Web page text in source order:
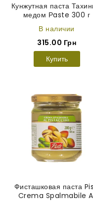
Кунжутная паста
медом Рaste 300 г
В наличии
315.00 Грн
Купить
Фисташковая паста
Crema Spalmabile